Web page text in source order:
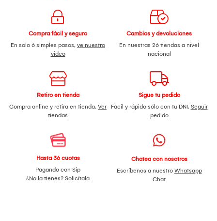
Compra fácil y seguro
En solo 6 simples pasos, ve nuestro
video
Cambios y devoluciones
En nuestras 26 tiendas a nivel
nacional
Retiro en tienda
Compra online y retira en tienda. Ver
tiendas
Sigue tu pedido
Fácil y rápido sólo con tu DNI. Seguir
pedido
Hasta 36 cuotas
Pagando con Sip
¿No la tienes? Solicítala
Chatea con nosotros
Escríbenos a nuestro Whatsapp
Chat